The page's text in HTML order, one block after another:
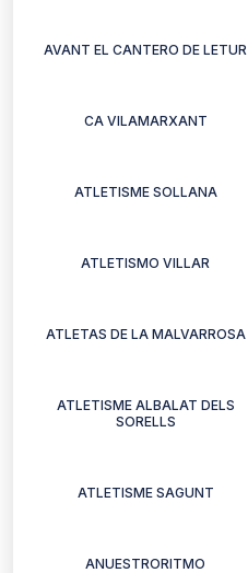
AVANT EL CANTERO DE LETUR
CA VILAMARXANT
ATLETISME SOLLANA
ATLETISMO VILLAR
ATLETAS DE LA MALVARROSA
ATLETISME ALBALAT DELS
SORELLS
ATLETISME SAGUNT
ANUESTRORITMO